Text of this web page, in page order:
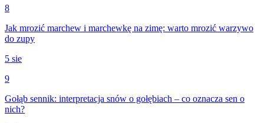
8
Jak mrozić marchew i marchewkę na zimę: warto mrozić warzywo
do zupy
5 sie
9
Gołąb sennik: interpretacja snów o gołębiach – co oznacza sen o
nich?